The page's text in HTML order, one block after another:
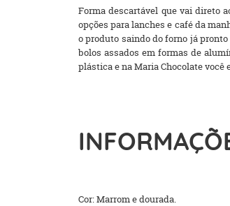
Forma descartável que vai direto
opções para lanches e café da
o produto saindo do forno já
bolos assados em formas de
plástica e na Maria Chocolate
Cor: Marrom e dourada.